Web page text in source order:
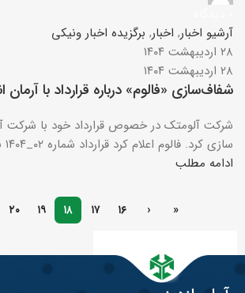
آرشیو اخبار, اخبار, برگزیده اخبار ونیکی
۲۸ اردیبهشت ۱۴۰۴
۲۸ اردیبهشت ۱۴۰۴
شفاف‌سازی «فالوم» درباره قرارداد با آرمان
شرکت آلومتک در خصوص قرارداد خود با شرکت
سازی کرد. فالوم اعلام کرد قرارداد شماره ۰۲_۱۴۰۴ با ش...
ادامه مطلب
«
‹ ۱۶ ۱۷ ۱۸ ۱۹ ۲۰